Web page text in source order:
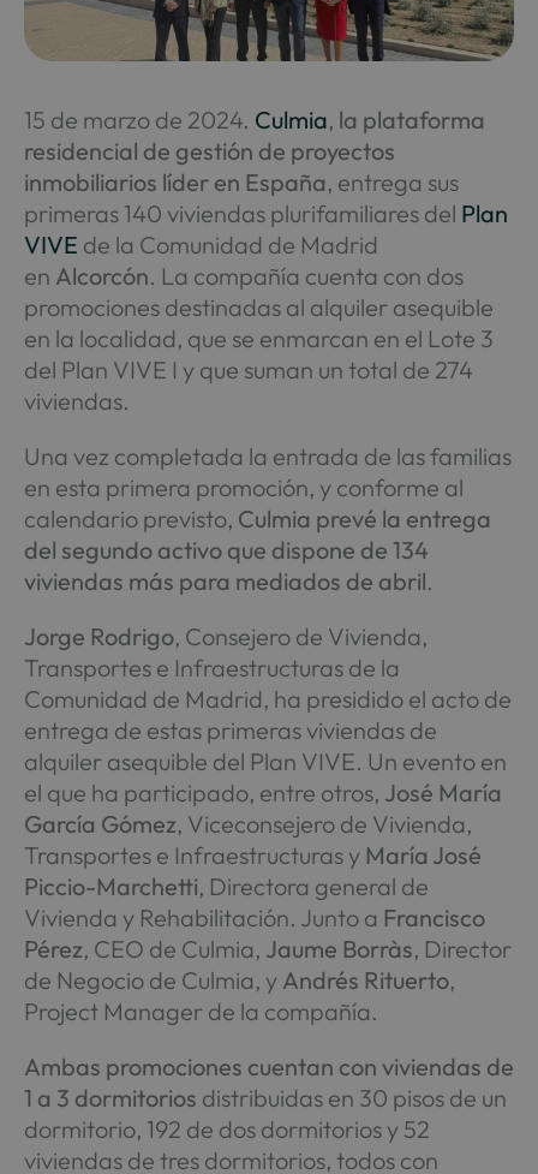
15 de marzo de 2024. Culmia, la plataforma
residencial de gestión de proyectos
inmobiliarios líder en España, entrega sus
primeras 140 viviendas plurifamiliares del Plan
VIVE de la Comunidad de Madrid
en Alcorcón. La compañía cuenta con dos
promociones destinadas al alquiler asequible
en la localidad, que se enmarcan en el Lote 3
del Plan VIVE I y que suman un total de 274
viviendas.
Una vez completada la entrada de las familias
en esta primera promoción, y conforme al
calendario previsto, Culmia prevé la entrega
del segundo activo que dispone de 134
viviendas más para mediados de abril.
Jorge Rodrigo, Consejero de Vivienda,
Transportes e Infraestructuras de la
Comunidad de Madrid, ha presidido el acto de
entrega de estas primeras viviendas de
alquiler asequible del Plan VIVE. Un evento en
el que ha participado, entre otros, José María
García Gómez, Viceconsejero de Vivienda,
Transportes e Infraestructuras y María José
Piccio-Marchetti, Directora general de
Vivienda y Rehabilitación. Junto a Francisco
Pérez, CEO de Culmia, Jaume Borràs, Director
de Negocio de Culmia, y Andrés Rituerto,
Project Manager de la compañía.
Ambas promociones cuentan con viviendas de
1 a 3 dormitorios distribuidas en 30 pisos de un
dormitorio, 192 de dos dormitorios y 52
viviendas de tres dormitorios, todos con